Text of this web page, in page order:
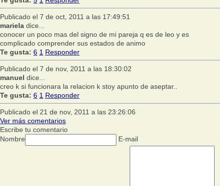
Publicado el 7 de oct, 2011 a las 17:49:51
mariela dice...
conocer un poco mas del signo de mi pareja q es de leo y es
complicado comprender sus estados de animo
Te gusta: 6 1 Responder
Publicado el 7 de nov, 2011 a las 18:30:02
manuel dice...
creo k si funcionara la relacion k stoy apunto de aseptar..
Te gusta: 6 1 Responder
Publicado el 21 de nov, 2011 a las 23:26:06
Ver más comentarios
Escribe tu comentario
Nombre
E-mail